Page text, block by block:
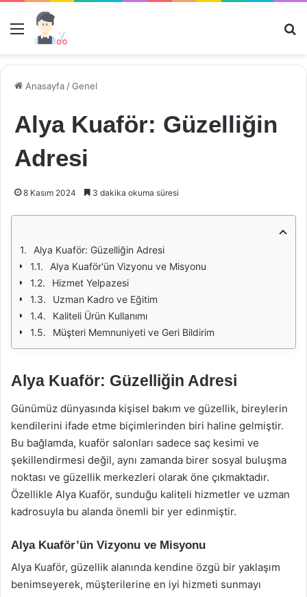
Menü
Anasayfa /Genel
Alya Kuaför: Güzelliğin
Adresi
8 Kasım 2024 3 dakika okuma süresi
Alya Kuaför: Güzelliğin Adresi
Alya Kuaför'ün Vizyonu ve Misyonu
Hizmet Yelpazesi
Uzman Kadro ve Eğitim
Kaliteli Ürün Kullanımı
Müşteri Memnuniyeti ve Geri Bildirim
Alya Kuaför: Güzelliğin Adresi
Günümüz dünyasında kişisel bakım ve güzellik, bireylerin
kendilerini ifade etme biçimlerinden biri haline gelmiştir.
Bu bağlamda, kuaför salonları sadece saç kesimi ve
şekillendirmesi değil, aynı zamanda birer sosyal buluşma
noktası ve güzellik merkezleri olarak öne çıkmaktadır.
Özellikle Alya Kuaför, sunduğu kaliteli hizmetler ve uzman
kadrosuyla bu alanda önemli bir yer edinmiştir.
Alya Kuaför’ün Vizyonu ve Misyonu
Alya Kuaför, güzellik alanında kendine özgü bir yaklaşım
benimseyerek, müşterilerine en iyi hizmeti sunmayı